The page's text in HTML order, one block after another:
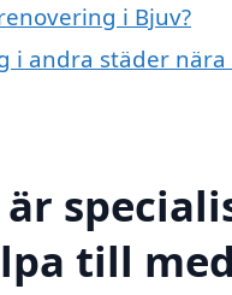
i Bjuv?
i andra städer nära
till